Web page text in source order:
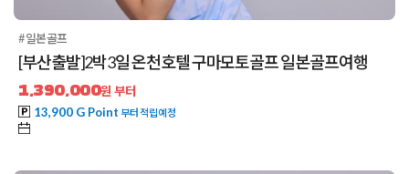
#일본골프
[부산출발]2박3일 온천호텔 구마모토골프 일본골프여행
1,390,000원 부터
13,900 G Point 부터 적립예정